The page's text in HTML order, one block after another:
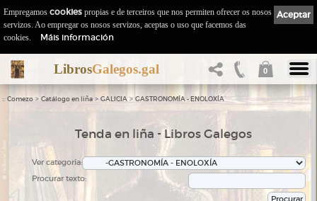
LibrosGalegos.gal 0
:: Comezo > Catálogo en liña > GALICIA> GASTRONOMÍA - ENOLOXÍA
Tenda en liña - Libros Galegos
Ver categoría:
Procurar texto:
Aceptar
Empregamos cookies propias e de terceiros que nos permiten ofrecer os nosos
servizos. Ao empregar os nosos servizos, aceptas o uso que facemos das
cookies.
Máis información